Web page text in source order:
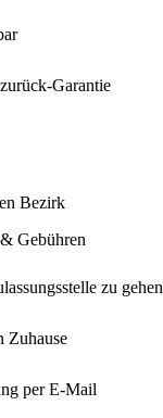
Garantie
Bezirk
Gebühren
zu gehen
Zuhause
per E-Mail